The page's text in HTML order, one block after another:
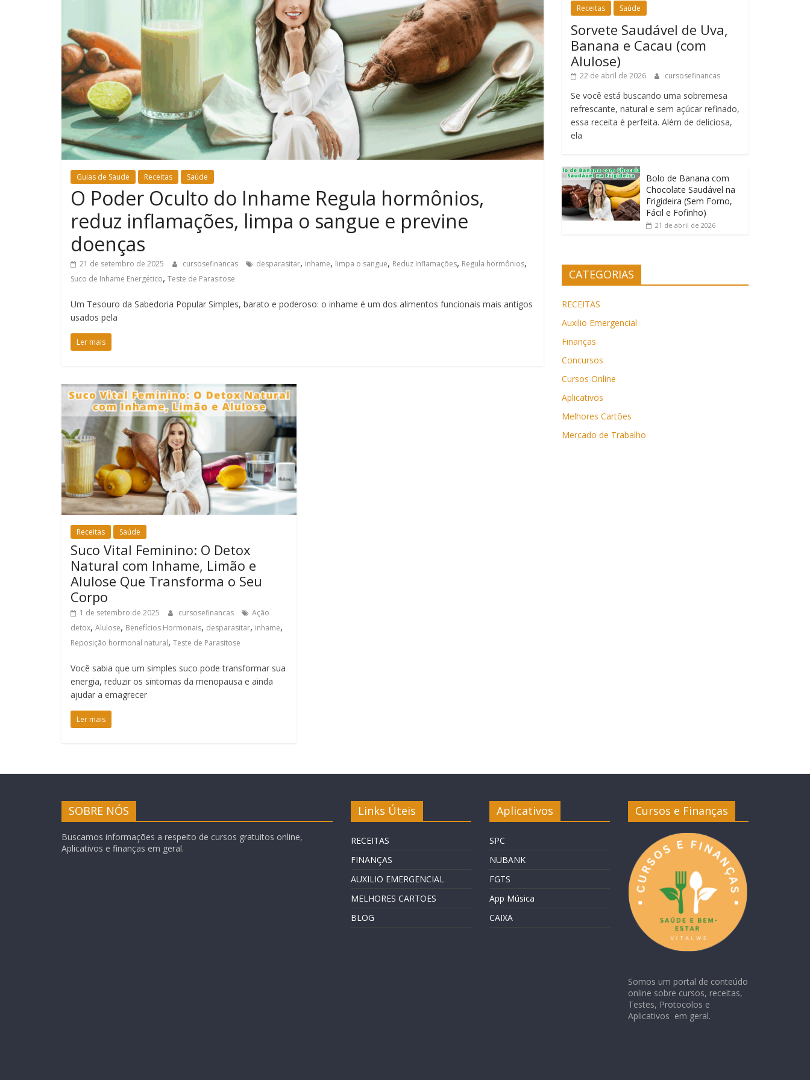
Guias de Saude Receitas Saúde
O Poder Oculto do Inhame Regula hormônios,
reduz inflamações, limpa o sangue e previne
doenças
21 de setembro de 2025 cursosefinancas desparasitar, inhame, limpa o sangue, Reduz Inflamações, Regula hormônios,
Suco de Inhame Energético, Teste de Parasitose
Um Tesouro da Sabedoria Popular Simples, barato e poderoso: o inhame é um dos alimentos funcionais mais antigos
usados pela
Ler mais
Receitas Saúde
Suco Vital Feminino: O Detox
Natural com Inhame, Limão e
Alulose Que Transforma o Seu
Corpo
1 de setembro de 2025 cursosefinancas
Ação
detox, Alulose, Benefícios Hormonais, desparasitar, inhame,
Reposição hormonal natural, Teste de Parasitose
Você sabia que um simples suco pode transformar sua
energia, reduzir os sintomas da menopausa e ainda
ajudar a emagrecer
Ler mais
Receitas Saúde
Sorvete Saudável de Uva,
Banana e Cacau (com
Alulose)
22 de abril de 2026 cursosefinancas
Se você está buscando uma sobremesa
refrescante, natural e sem açúcar refinado,
essa receita é perfeita. Além de deliciosa,
ela
Bolo de Banana com
Chocolate Saudável na
Frigideira (Sem Forno,
Fácil e Fofinho)
21 de abril de 2026
CATEGORIAS
RECEITAS
Auxilio Emergencial
Finanças
Concursos
Cursos Online
Aplicativos
Melhores Cartões
Mercado de Trabalho
SOBRE NÓS
Buscamos informações a respeito de cursos gratuitos online,
Aplicativos e finanças em geral.
Links Úteis
RECEITAS
FINANÇAS
AUXILIO EMERGENCIAL
MELHORES CARTOES
BLOG
Aplicativos
SPC
NUBANK
FGTS
App Música
CAIXA
Cursos e Finanças
Somos um portal de conteúdo
online sobre cursos, receitas,
Testes, Protocolos e
Aplicativos em geral.